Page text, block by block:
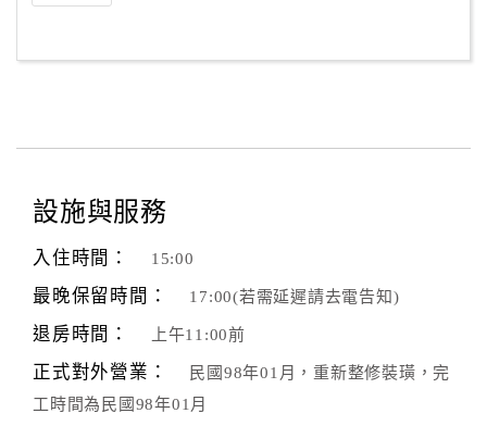
設施與服務
入住時間： 15:00
最晚保留時間： 17:00(若需延遲請去電告知)
退房時間： 上午11:00前
正式對外營業：
民國98年01月，重新整修裝璜，完
工時間為民國98年01月